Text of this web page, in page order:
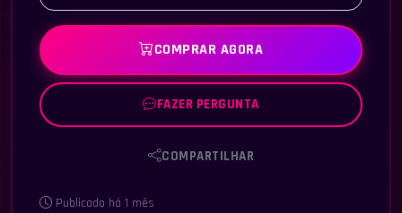
COMPRAR AGORA
FAZER PERGUNTA
COMPARTILHAR
Publicado há 1 mês